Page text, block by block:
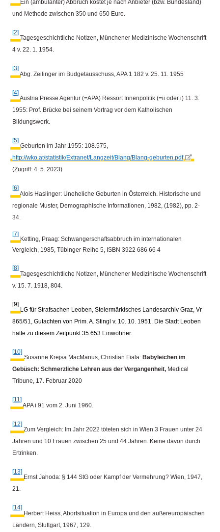
Ein (ambulanter) Abbruch kostet je nach Anbieter (bzw. Bundesland)
und Methode zwischen 350 und 650 Euro.
[2]
Tagesgeschichtliche Notizen, Münchener Medizinische Wochenschrift
4 v. 22. 1. 1954.
[3]
Abg. Zeilinger im Budgetausschuss, APA 1 182 v. 25. 11. 1955
[4]
Austria Presse Agentur (=APA) Ressort Innenpolitik (=ii oder i) 11. 3.
1955: Prof. Brücke bei seinem Vortrag vor dem Katholischen
Bildungswerk.
[5]
Geburten im Jahr 1955: 108.575,
http://wko.at/statistik/Extranet/Langzeit/Blang/Blang-geburten.pdf
(Zugriff: 4. 5. 2023)
[6]
Alois Haslinger: Uneheliche Geburten in Österreich. Historische und
regionale Muster, Demographische Informationen, 1982, (1982), pp. 2-
34.
[7]
Ketting, Praag: Schwangerschaftsabbruch im internationalen
Vergleich, 1985, Tübinger Reihe 5, ISBN 3922 686 66 4
[8]
Tagesgeschichtliche Notizen, Münchener Medizinische Wochenschrift
v. 15. 7. 1918, 804.
[9]
LG für Strafsachen Leoben, Steiermärkisches Landesarchiv Graz, Vr
865/51, Gutachten von Prim. A. Stingl v. 10. 10. 1951. Die Stadt Leoben
hatte zu diesem Zeitpunkt 35.653 Einwohner.
[10]
Susanne Krejsa MacManus, Christian Fiala: Babyleichen im
Gebüsch: Schmerzliche Lehren aus der Vergangenheit, Medical
Tribune, 17. Februar 2020
[11]
APA i 91 vom 2. Juni 1960.
[12]
Zum Vergleich: Im Jahr 2022 töteten sich in Wien 3 Frauen unter 24
Jahren und 10 Frauen zwischen 25 und 44 Jahren. Keine davon durch
Ertrinken.
[13]
Ernst Jahoda: § 144 StG oder Kampf der Vermehrung? Wien, 1947,
21.
[14]
Herbert Heiss, Abortsituation in Europa und den außereuropäischen
Ländern, Stuttgart, 1967, 129.